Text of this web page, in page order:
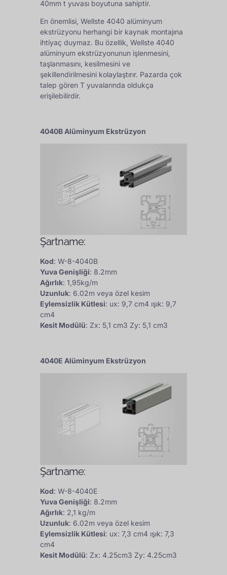
40mm t yuvası boyutuna sahiptir.
En önemlisi, Wellste 4040 alüminyum
ekstrüzyonu herhangi bir kaynak montajına
ihtiyaç duymaz. Bu özellik, Wellste 4040
alüminyum ekstrüzyonunun işlenmesini,
taşlanmasını, kesilmesini ve
şekillendirilmesini kolaylaştırır. Pazarda çok
talep gören T yuvalarında oldukça
erişilebilirdir.
4040B Alüminyum Ekstrüzyon
Şartname:
Kod: W-8-4040B
Yuva Genişliği: 8.2mm
Ağırlık: 1,95kg/m
Uzunluk: 6.02m veya özel kesim
Eylemsizlik Kütlesi: ux: 9,7 cm4 ışık: 9,7
cm4
Kesit Modülü: Zx: 5,1 cm3 Zy: 5,1 cm3
4040E Alüminyum Ekstrüzyon
Şartname:
Kod: W-8-4040E
Yuva Genişliği: 8.2mm
Ağırlık: 2,1 kg/m
Uzunluk: 6.02m veya özel kesim
Eylemsizlik Kütlesi: ux: 7,3 cm4 ışık: 7,3
cm4
Kesit Modülü: Zx: 4.25cm3 Zy: 4.25cm3